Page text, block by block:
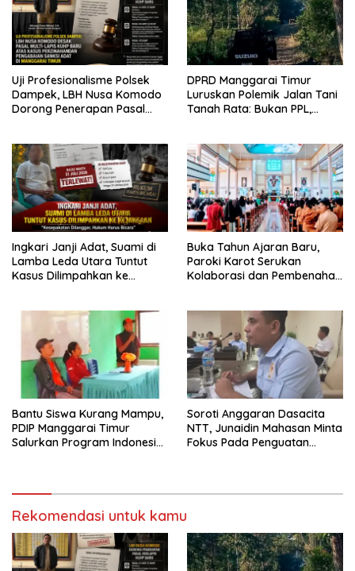
Uji Profesionalisme Polsek
Dampek, LBH Nusa Komodo
Dorong Penerapan Pasal
Pengabaian Sanksi Adat
DPRD Manggarai Timur
Luruskan Polemik Jalan Tani
Tanah Rata: Bukan PPL,
Ingkari Janji Adat, Suami di
Lamba Leda Utara Tuntut
Kasus Dilimpahkan ke
Buka Tahun Ajaran Baru,
Paroki Karot Serukan
Kolaborasi dan Pembenahan
Bantu Siswa Kurang Mampu,
PDIP Manggarai Timur
Salurkan Program Indonesia
Soroti Anggaran Dasacita
NTT, Junaidin Mahasan Minta
Fokus Pada Penguatan
Rekomendasi untuk kamu